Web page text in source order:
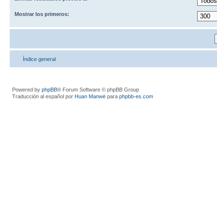
Mostrar los primeros:
Índice general
Powered by phpBB® Forum Software © phpBB Group
Traducción al español por Huan Manwë para phpbb-es.com